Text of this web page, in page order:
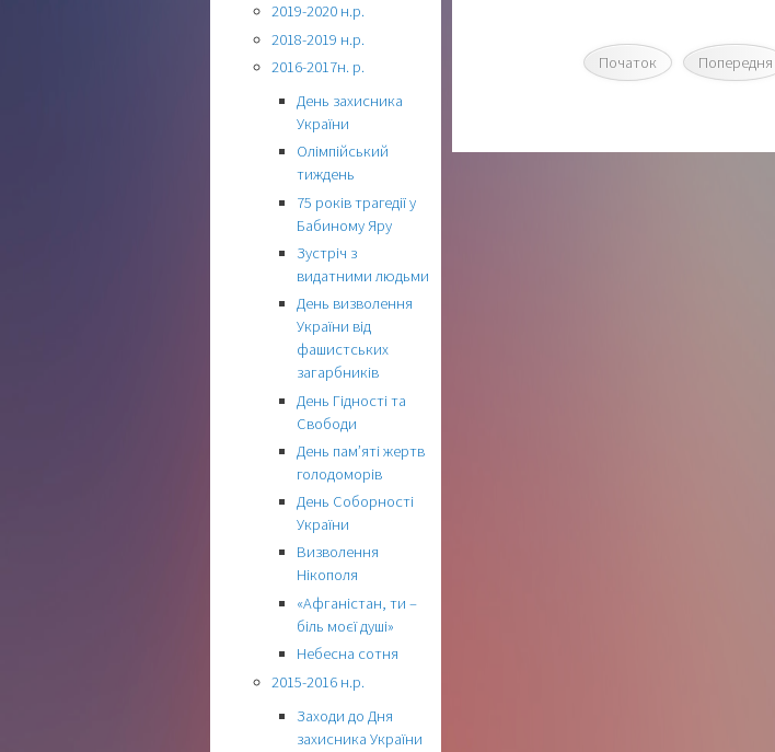
Початок Попередня
2019-2020 н.р.
2018-2019 н.р.
2016-2017н. р.
День захисника
України
Олімпійський
тиждень
75 років трагедії у
Бабиному Яру
Зустріч з
видатними людьми
День визволення
України від
фашистських
загарбників
День Гідності та
Свободи
День пам’яті жертв
голодоморів
День Соборності
України
Визволення
Нікополя
«Афганістан, ти –
біль моєї душі»
Небесна сотня
2015-2016 н.р.
Заходи до Дня
захисника України